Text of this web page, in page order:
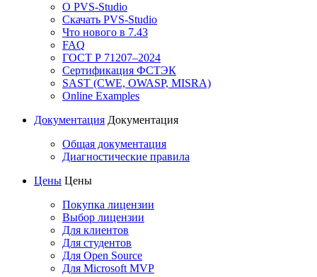
О PVS-Studio
Скачать PVS-Studio
Что нового в 7.43
FAQ
ГОСТ Р 71207–2024
Сертификация ФСТЭК
SAST (CWE, OWASP, MISRA)
Online Examples
Документация Документация
Общая документация
Диагностические правила
Цены Цены
Покупка лицензии
Выбор лицензии
Для клиентов
Для студентов
Для Open Source
Для Microsoft MVP